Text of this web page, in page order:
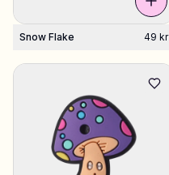
Snow Flake 49 kr